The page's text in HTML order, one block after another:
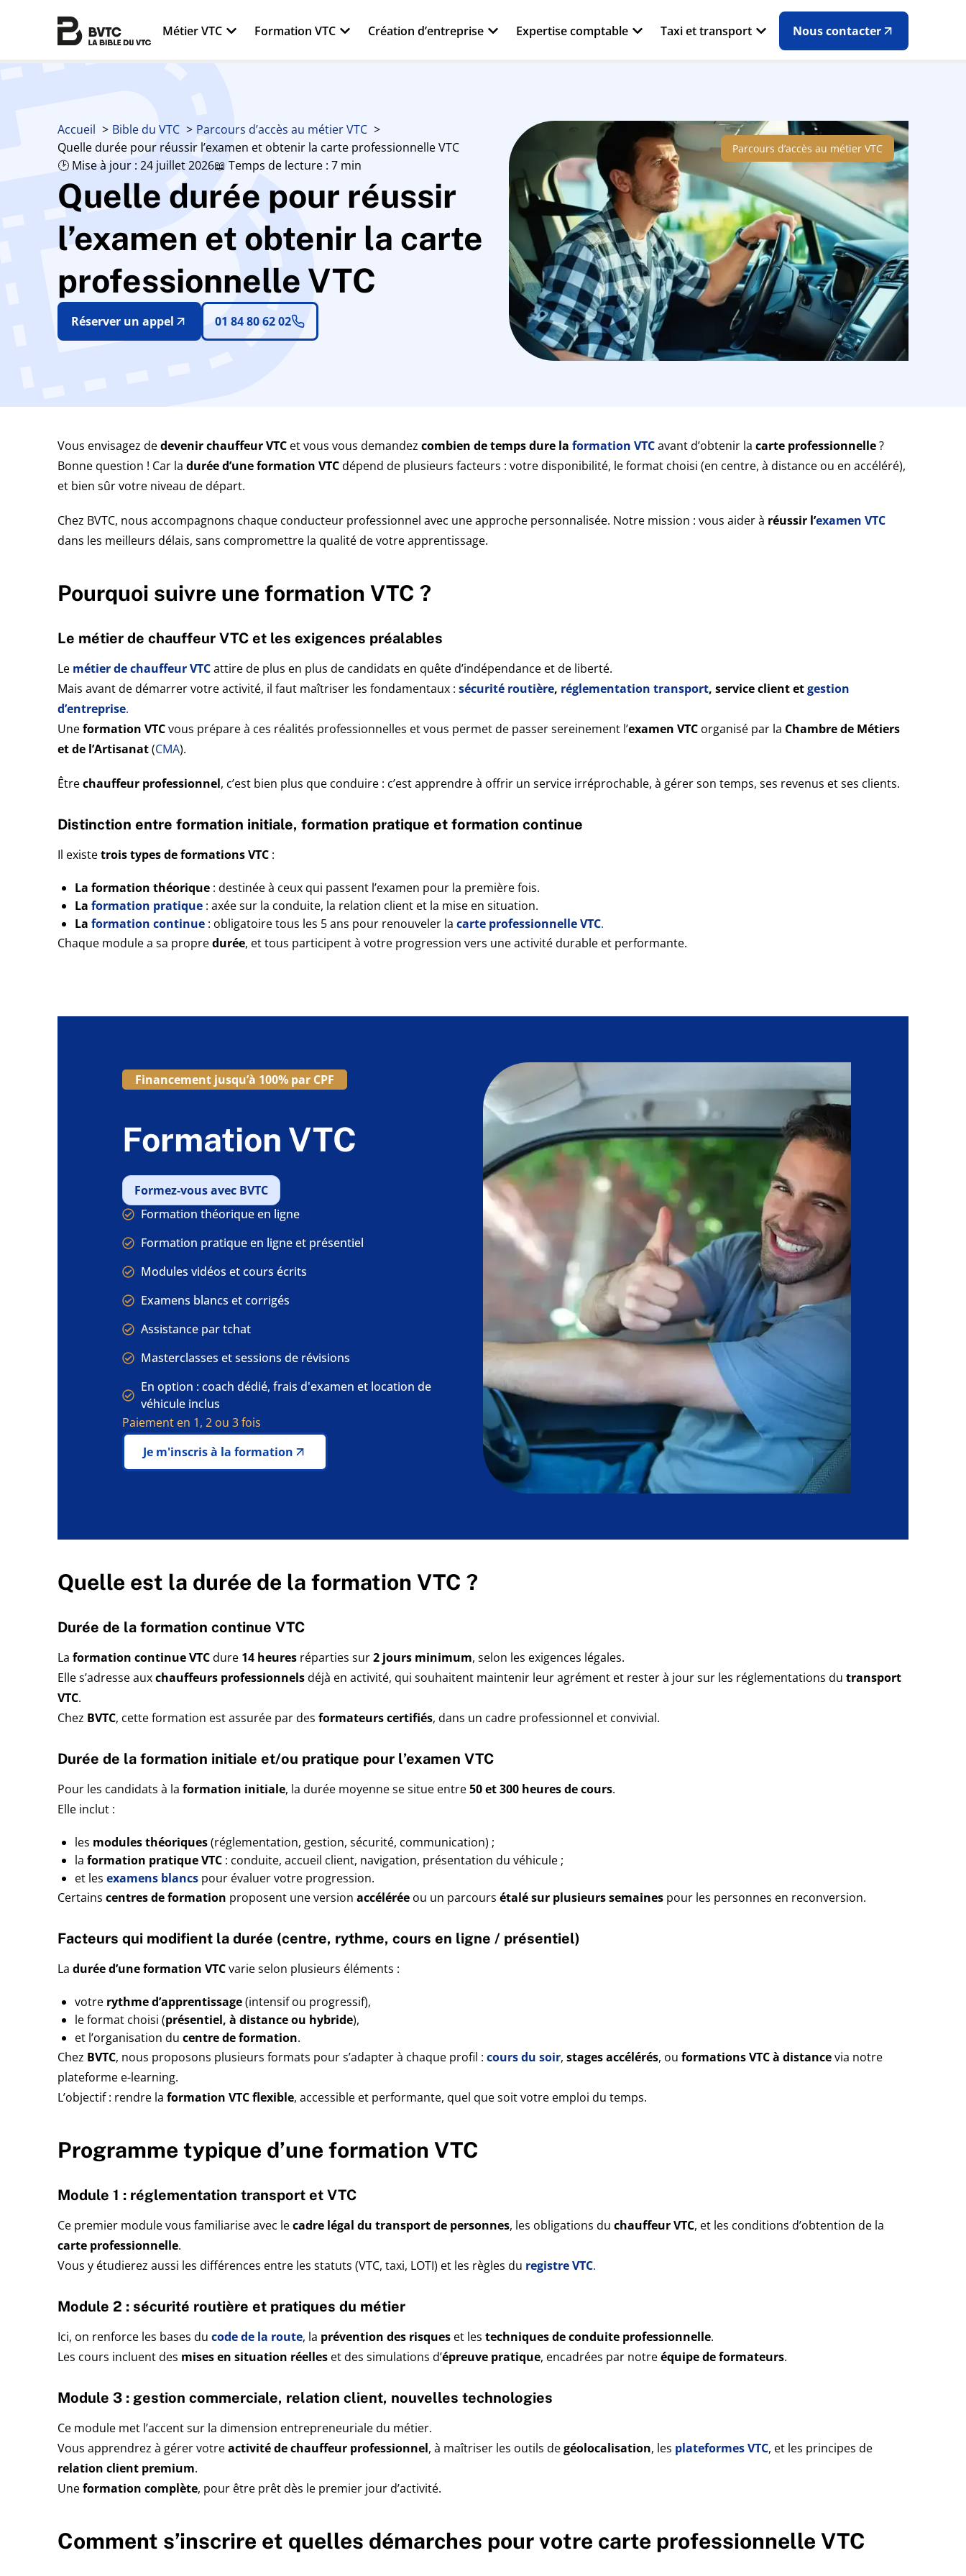
Métier VTC Formation VTC Création d’entreprise Expertise comptable Taxi et transport Nous contacter
Accueil Bible du VTC
Parcours d’accès au métier VTC
Quelle durée pour réussir l’examen et obtenir la carte professionnelle VTC
🕑 Mise à jour : 24 juillet 2026📖 Temps de lecture : 7 min
Quelle durée pour réussir
l’examen et obtenir la carte
professionnelle VTC
Réserver un appel 01 84 80 62 02
Parcours d’accès au métier VTC
Vous envisagez dedevenir chauffeur VTC et vous vous demandez combien de temps dure la formation VTCavant d’obtenir la carte professionnelle?
Bonne question ! Car la durée d’une formation VTCdépend de plusieurs facteurs : votre disponibilité, le format choisi (en centre, à distance ou en accéléré),
et bien sûr votre niveau de départ.
Chez BVTC, nous accompagnons chaque conducteur professionnel avec une approche personnalisée. Notre mission : vous aider à réussir l’examen VTC
dans les meilleurs délais, sans compromettre la qualité de votre apprentissage.
Pourquoi suivre une formation VTC ?
Le métier de chauffeur VTC et les exigences préalables
Le métier de chauffeur VTCattire de plus en plus de candidats en quête d’indépendance et de liberté.
Mais avant de démarrer votre activité, il faut maîtriser les fondamentaux : sécurité routière, réglementation transport, service client etgestion
d’entreprise.
Uneformation VTCvous prépare à ces réalités professionnelles et vous permet de passer sereinement l’examen VTC organisé par la Chambre de Métiers
et de l’Artisanat(CMA).
Êtrechauffeur professionnel, c’est bien plus que conduire : c’est apprendre à offrir un service irréprochable, à gérer son temps, ses revenus et ses clients.
Distinction entre formation initiale, formation pratique et formation continue
Il existetrois types de formations VTC :
La formation théorique : destinée à ceux qui passent l’examen pour la première fois.
La formation pratique : axée sur la conduite, la relation client et la mise en situation.
La formation continue : obligatoire tous les 5 ans pour renouveler la carte professionnelle VTC.
Chaque module a sa propredurée, et tous participent à votre progression vers une activité durable et performante.
Financement jusqu’à 100% par CPF
Formation VTC
Formez-vous avec BVTC
Formation théorique en ligne
Formation pratique en ligne et présentiel
Modules vidéos et cours écrits
Examens blancs et corrigés
Assistance par tchat
Masterclasses et sessions de révisions
En option : coach dédié, frais d'examen et location de
véhicule inclus
Paiement en 1, 2 ou 3 fois
Je m'inscris à la formation
Quelle est la durée de la formation VTC ?
Durée de la formation continue VTC
La formation continue VTCdure 14 heures réparties sur2 jours minimum, selon les exigences légales.
Elle s’adresse auxchauffeurs professionnelsdéjà en activité, qui souhaitent maintenir leur agrément et rester à jour sur les réglementations du transport
VTC.
Chez BVTC, cette formation est assurée par des formateurs certifiés, dans un cadre professionnel et convivial.
Durée de la formation initiale et/ou pratique pour l’examen VTC
Pour les candidats à la formation initiale, la durée moyenne se situe entre50 et 300 heures de cours.
Elle inclut :
les modules théoriques(réglementation, gestion, sécurité, communication) ;
la formation pratique VTC : conduite, accueil client, navigation, présentation du véhicule ;
et les examens blancs pour évaluer votre progression.
Certains centres de formation proposent une version accélérée ou un parcours étalé sur plusieurs semaines pour les personnes en reconversion.
Facteurs qui modifient la durée (centre, rythme, cours en ligne / présentiel)
La durée d’une formation VTCvarie selon plusieurs éléments :
votre rythme d’apprentissage(intensif ou progressif),
le format choisi (présentiel, à distance ou hybride),
et l’organisation du centre de formation.
Chez BVTC, nous proposons plusieurs formats pour s’adapter à chaque profil : cours du soir, stages accélérés, ou formations VTC à distancevia notre
plateforme e-learning.
L’objectif : rendre la formation VTC flexible, accessible et performante, quel que soit votre emploi du temps.
Programme typique d’une formation VTC
Module 1 : réglementation transport et VTC
Ce premier module vous familiarise avec lecadre légal du transport de personnes, les obligations du chauffeur VTC, et les conditions d’obtention de la
carte professionnelle.
Vous y étudierez aussi les différences entre les statuts (VTC, taxi, LOTI) et les règles du registre VTC.
Module 2 : sécurité routière et pratiques du métier
Ici, on renforce les bases du code de la route, la prévention des risques et les techniques de conduite professionnelle.
Les cours incluent des mises en situation réelles et des simulations d’épreuve pratique, encadrées par notreéquipe de formateurs.
Module 3 : gestion commerciale, relation client, nouvelles technologies
Ce module met l’accent sur la dimension entrepreneuriale du métier.
Vous apprendrez à gérer votreactivité de chauffeur professionnel, à maîtriser les outils degéolocalisation, les plateformes VTC, et les principes de
relation client premium.
Uneformation complète, pour être prêt dès le premier jour d’activité.
Comment s’inscrire et quelles démarches pour votre carte professionnelle VTC